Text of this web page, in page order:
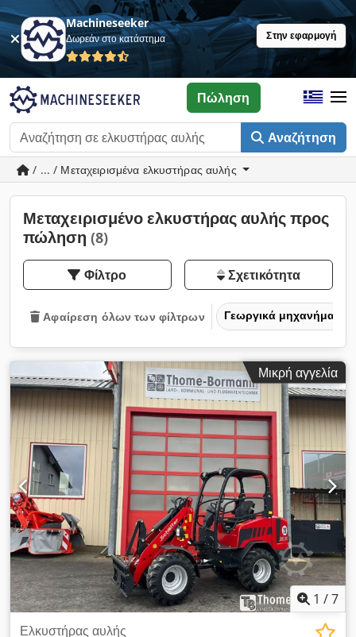
Machineseeker
Δωρεάν στο κατάστημα Στην εφαρμογή
Αναζήτηση
Πώληση
/ ... / Μεταχειρισμένα ελκυστήρας αυλής
Μεταχειρισμένο ελκυστήρας αυλής προς
πώληση (8)
Φίλτρο Σχετικότητα
Αφαίρεση όλων των φίλτρων Γεωργικά μηχανήματα
Μικρή αγγελία
1 /7
Ελκυστήρας αυλής